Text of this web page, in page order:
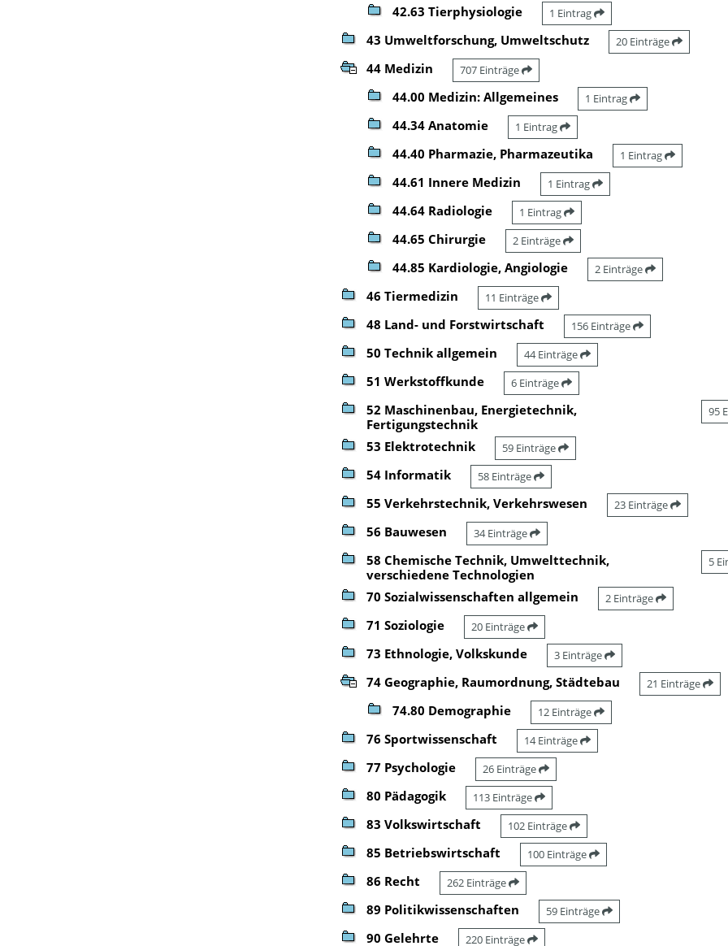
42.63 Tierphysiologie 1 Eintrag
43 Umweltforschung, Umweltschutz 20 Einträge
44 Medizin 707 Einträge
44.00 Medizin: Allgemeines 1 Eintrag
44.34 Anatomie 1 Eintrag
44.40 Pharmazie, Pharmazeutika 1 Eintrag
44.61 Innere Medizin 1 Eintrag
44.64 Radiologie 1 Eintrag
44.65 Chirurgie 2 Einträge
44.85 Kardiologie, Angiologie 2 Einträge
46 Tiermedizin 11 Einträge
48 Land- und Forstwirtschaft 156 Einträge
50 Technik allgemein 44 Einträge
51 Werkstoffkunde 6 Einträge
52 Maschinenbau, Energietechnik,
Fertigungstechnik
95
53 Elektrotechnik 59 Einträge
54 Informatik 58 Einträge
55 Verkehrstechnik, Verkehrswesen 23 Einträge
56 Bauwesen 34 Einträge
58 Chemische Technik, Umwelttechnik,
verschiedene Technologien
5
70 Sozialwissenschaften allgemein 2 Einträge
71 Soziologie 20 Einträge
73 Ethnologie, Volkskunde 3 Einträge
74 Geographie, Raumordnung, Städtebau 21 Einträge
74.80 Demographie 12 Einträge
76 Sportwissenschaft 14 Einträge
77 Psychologie 26 Einträge
80 Pädagogik 113 Einträge
83 Volkswirtschaft 102 Einträge
85 Betriebswirtschaft 100 Einträge
86 Recht 262 Einträge
89 Politikwissenschaften 59 Einträge
90 Gelehrte 220 Einträge